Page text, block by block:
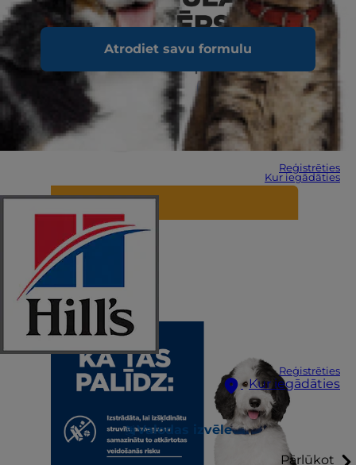
Atrodiet savu formulu
Reģistrēties
Kur iegādāties
Reģistrēties
Kur iegādāties
Valodas izvēle
Pārlūkot